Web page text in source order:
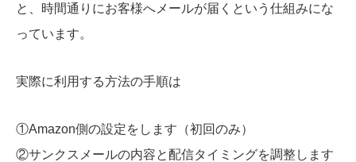
と、時間通りにお客様へメールが届くという仕組みにな
っています。
実際に利用する方法の手順は
①Amazon側の設定をします（初回のみ）
②サンクスメールの内容と配信タイミングを調整します